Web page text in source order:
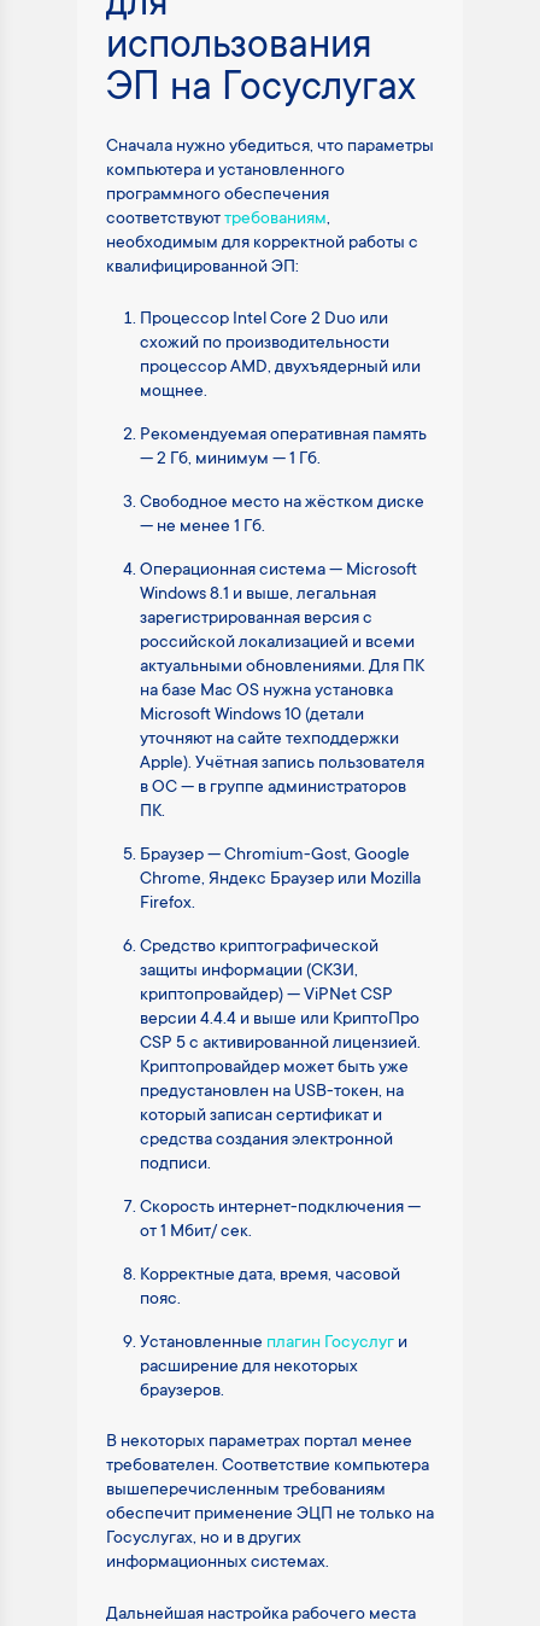
использования
ЭП на Госуслугах
Сначала нужно убедиться, что параметры
компьютера и установленного
программного обеспечения
соответствуюттребованиям,
необходимым для корректной работы с
квалифицированной ЭП:
Процессор Intel Core 2 Duo или
схожий по производительности
процессор AMD, двухъядерный или
мощнее.
Рекомендуемая оперативная память
— 2 Гб, минимум — 1 Гб.
Свободное место на жёстком диске
— не менее 1 Гб.
Операционная система — Microsoft
Windows 8.1 и выше, легальная
зарегистрированная версия с
российской локализацией и всеми
актуальными обновлениями. Для ПК
на базе Mac OS нужна установка
Microsoft Windows 10 (детали
уточняют на сайте техподдержки
Apple). Учётная запись пользователя
в ОС — в группе администраторов
ПК.
Браузер — Chromium-Gost, Google
Chrome, Яндекс Браузер или Mozilla
Firefox.
Средство криптографической
защиты информации (СКЗИ,
криптопровайдер) — ViPNet CSP
версии 4.4.4 и выше или КриптоПро
CSP 5 с активированной лицензией.
Криптопровайдер может быть уже
предустановлен на USB-токен, на
который записан сертификат и
средства создания электронной
подписи.
Скорость интернет-подключения —
от 1 Мбит/ сек.
Корректные дата, время, часовой
пояс.
Установленные плагин Госуслуг и
расширение для некоторых
браузеров.
В некоторых параметрах портал менее
требователен. Соответствие компьютера
вышеперечисленным требованиям
обеспечит применение ЭЦП не только на
Госуслугах, но и в других
информационных системах.
Дальнейшая настройка рабочего места